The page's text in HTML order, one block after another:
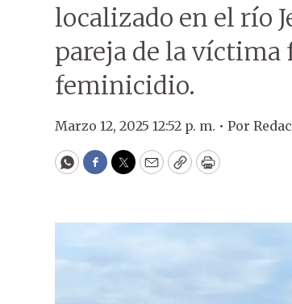
localizado en el río
pareja de la
feminicidio.
Marzo 12, 2025 12:52 p. m. • Por
WhatsApp
Facebook
Twitter
EmailCopyPrint